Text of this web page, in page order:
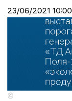
23/06/2021 10:00
©